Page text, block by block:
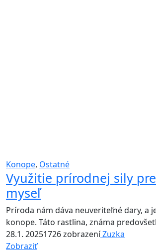
Konope, Ostatné
Využitie prírodnej sily
myseľ
Príroda nám dáva neuveriteľné dary, a
konope. Táto rastlina, známa
28.1. 20251726 zobrazeníZuzka
Zobraziť